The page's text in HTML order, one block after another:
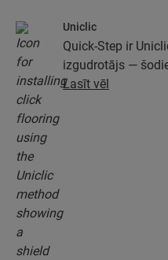
Uniclic
Quick-Step ir
izgudrotājs —
ieklāšanas
Lasīt vēl